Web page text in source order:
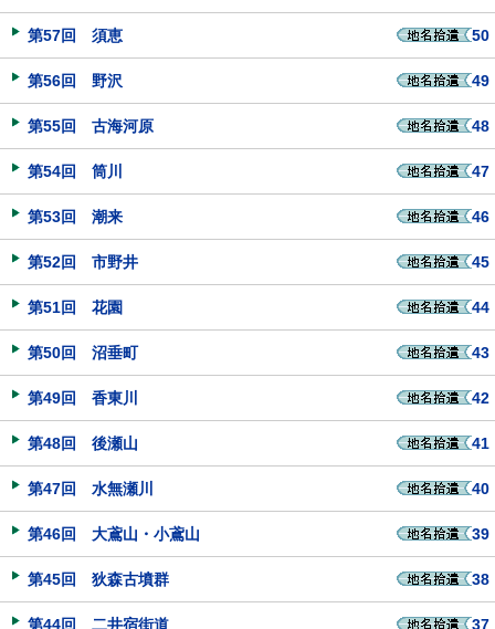
第57回 須恵 50
第56回 野沢 49
第55回 古海河原 48
第54回 筒川 47
第53回 潮来 46
第52回 市野井 45
第51回 花園 44
第50回 沼垂町 43
第49回 香東川 42
第48回 後瀬山 41
第47回 水無瀬川 40
第46回 大鳶山・小鳶山 39
第45回 狄森古墳群 38
第44回 二井宿街道 37